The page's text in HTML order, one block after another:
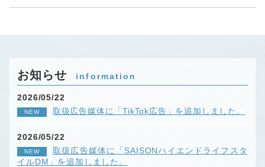
お知らせ information
2026/05/22
NEW 取扱広告媒体に「TikTok広告」を追加しました。
2026/05/22
NEW
取扱広告媒体に「SAISONハイエンドライフスタ
イルDM」を追加しました。